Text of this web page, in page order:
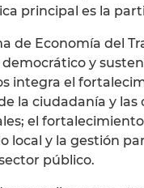
principal es la
de Economía del
y
integra el
la ciudadanía y
el
local y la gestión
público.